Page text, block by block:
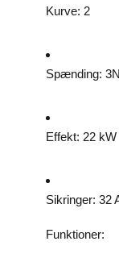
Kurve: 2
Spænding:
Effekt: 22 kW
Sikringer: 32
Funktioner: